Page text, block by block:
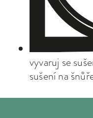
vyvaruj se
sušení na